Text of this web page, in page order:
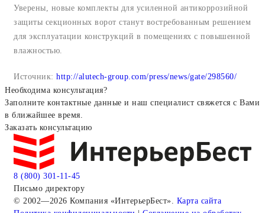
Уверены, новые комплекты для усиленной антикоррозийной
защиты секционных ворот станут востребованным решением
для эксплуатации конструкций в помещениях с повышенной
влажностью.
Источник: http://alutech-group.com/press/news/gate/298560/
Необходима консультация?
Заполните контактные данные и наш специалист свяжется с Вами
в ближайшее время.
Заказать консультацию
8 (800) 301-11-45
Письмо директору
© 2002—2026 Компания «ИнтерьерБест». Карта сайта